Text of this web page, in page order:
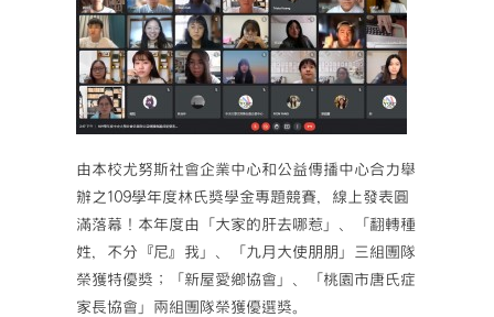
由本校尤努斯社會企業中心和公益傳播中心合力舉
辦之109學年度林氏獎學金專題競賽，線上發表圓
滿落幕！本年度由「大家的肝去哪惹」、「翻轉種
姓，不分『尼』我」、「九月大使朋朋」三組團隊
榮獲特優獎；「新屋愛鄉協會」、「桃園市唐氏症
家長協會」兩組團隊榮獲優選獎。